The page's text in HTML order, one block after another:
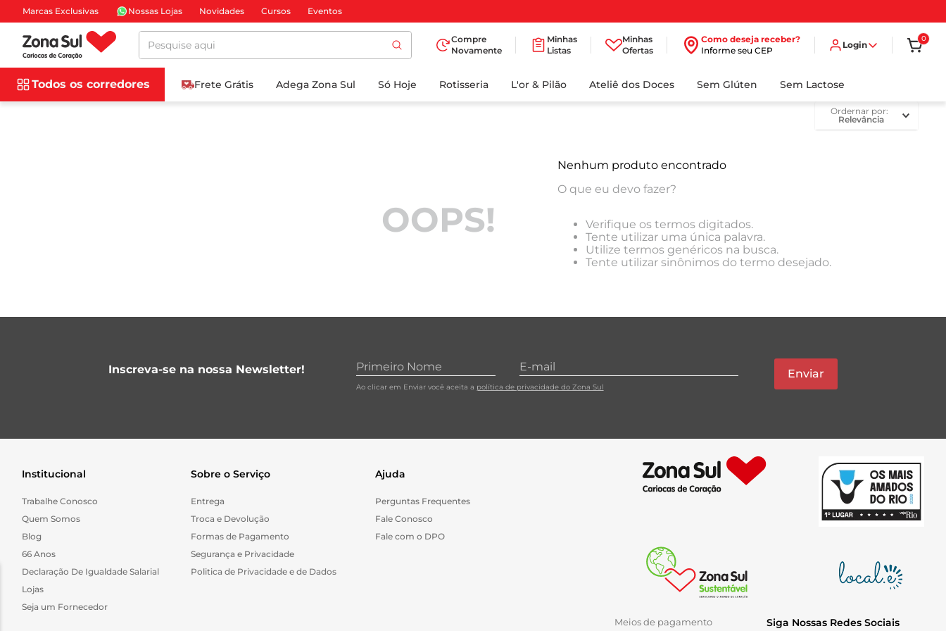
Marcas Exclusivas Nossas Lojas Novidades Cursos Eventos
Pesquise aqui
Compre
Novamente
Minhas
Listas
Minhas
Ofertas
Como deseja receber?
Informe seu CEP
Login
0
Todos os corredores Frete Grátis Adega Zona Sul Só Hoje Rotisseria L'or & Pilão Ateliê dos Doces Sem Glúten Sem Lactose
ordernar por
Relevância
OOPS!
Nenhum produto encontrado
O que eu devo fazer?
Verifique os termos digitados.
Tente utilizar uma única palavra.
Utilize termos genéricos na busca.
Tente utilizar sinônimos do termo desejado.
Inscreva-se na nossa Newsletter!
Ao clicar em Enviar você aceita a política de privacidade do Zona Sul
Enviar
Institucional
Trabalhe Conosco
Quem Somos
Blog
66 Anos
Declaração De Igualdade Salarial
Lojas
Seja um Fornecedor
Sobre o Serviço
Entrega
Troca e Devolução
Formas de Pagamento
Segurança e Privacidade
Politica de Privacidade e de Dados
Ajuda
Perguntas Frequentes
Fale Conosco
Fale com o DPO
Meios de pagamento Siga Nossas Redes Sociais
BUSCADOS
5
azeite
6º
biscoito